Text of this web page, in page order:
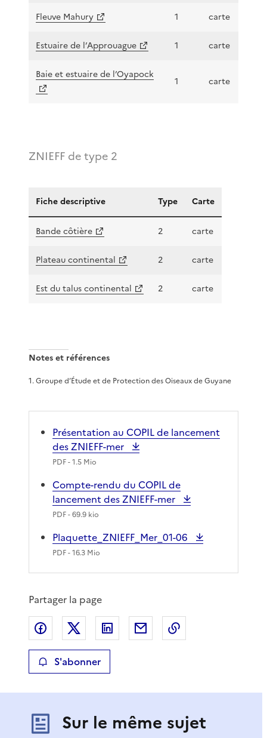
Fleuve Mahury 1 carte
Estuaire de l’Approuague 1 carte
Baie et estuaire de l’Oyapock
1 carte
ZNIEFF de type 2
Fiche descriptive Type Carte
Bande côtière 2 carte
Plateau continental 2 carte
Est du talus continental 2 carte
Notes et références
1.Groupe d’Étude et de Protection des Oiseaux de Guyane
Présentation au COPIL de lancement
des ZNIEFF-mer
PDF- 1.5 Mio
Compte-rendu du COPIL de
lancement des ZNIEFF-mer
PDF- 69.9 kio
Plaquette_ZNIEFF_Mer_01-06
PDF- 16.3 Mio
Partager la page
Partager sur Facebook
Partager sur XPartager sur LinkedIn
Partager par email
S'abonner
Sur le même sujet